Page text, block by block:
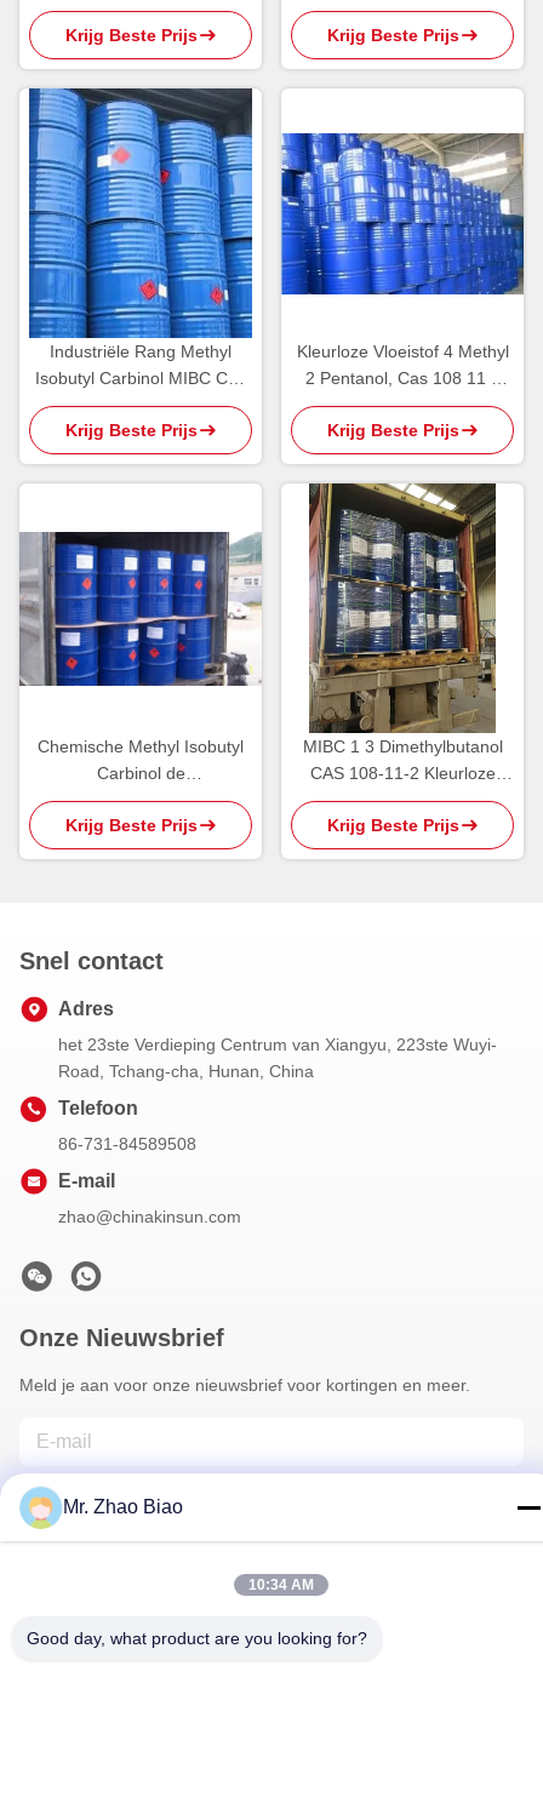
Ethylthionocarbamate IPETC
AERO 3894 van PH5 95%
Krijg Beste Prijs
Geelachtige Olieachtige
Vloeistof
Krijg Beste Prijs
Industriële Rang Methyl
Isobutyl Carbinol MIBC Cas
108 11 2 Milde Alcoholgeur
Krijg Beste Prijs
Kleurloze Vloeistof 4 Methyl
2 Pentanol, Cas 108 11 2
Chemische Producten
Krijg Beste Prijs
Chemische Methyl Isobutyl
Carbinol de
Oprichtingsreagentia CAS
108-11-2 van 800kg MIBC
Krijg Beste Prijs
MIBC 1 3 Dimethylbutanol
CAS 108-11-2 Kleurloze
Vloeistof
Krijg Beste Prijs
Snel contact
Adres
het 23ste Verdieping Centrum van Xiangyu, 223ste Wuyi-
Road, Tchang-cha, Hunan, China
Telefoon
86-731-84589508
E-mail
zhao@chinakinsun.com
Onze Nieuwsbrief
Meld je aan voor onze nieuwsbrief voor kortingen en meer.
Neem Contact Met Ons Op
Mr. Zhao Biao
10:34 AM
Good day, what product are you looking for?